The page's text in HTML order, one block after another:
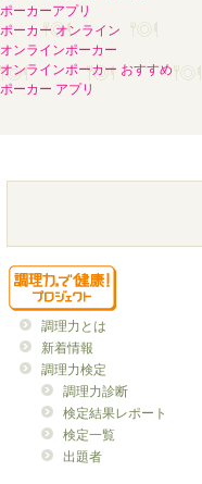
ポーカーアプリ
ポーカー オンライン
オンラインポーカー
オンラインポーカー おすすめ
ポーカー アプリ
調理力とは
新着情報
調理力検定
調理力診断
検定結果レポート
検定一覧
出題者